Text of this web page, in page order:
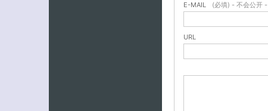
E-MAIL (必填) - 不会公开 -
URL